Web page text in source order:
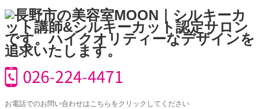
お電話でのお問い合わせはこちらをクリックしてください